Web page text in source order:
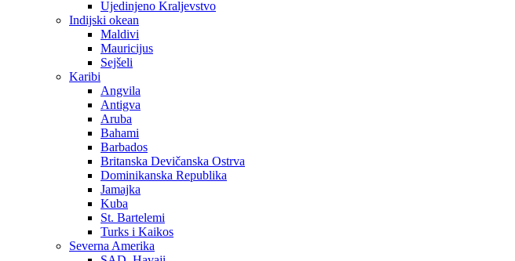
Ujedinjeno Kraljevstvo
Indijski okean
Maldivi
Mauricijus
Sejšeli
Karibi
Angvila
Antigva
Aruba
Bahami
Barbados
Britanska Devičanska Ostrva
Dominikanska Republika
Jamajka
Kuba
St. Bartelemi
Turks i Kaikos
Severna Amerika